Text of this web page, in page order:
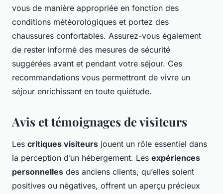
vous de manière appropriée en fonction des
conditions météorologiques et portez des
chaussures confortables. Assurez-vous également
de rester informé des mesures de sécurité
suggérées avant et pendant votre séjour. Ces
recommandations vous permettront de vivre un
séjour enrichissant en toute quiétude.
Avis et témoignages de visiteurs
Les critiques visiteurs jouent un rôle essentiel dans
la perception d’un hébergement. Les expériences
personnelles des anciens clients, qu’elles soient
positives ou négatives, offrent un aperçu précieux